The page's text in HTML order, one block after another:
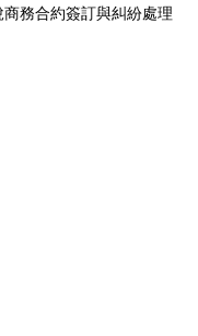
務合約簽訂與糾紛處理